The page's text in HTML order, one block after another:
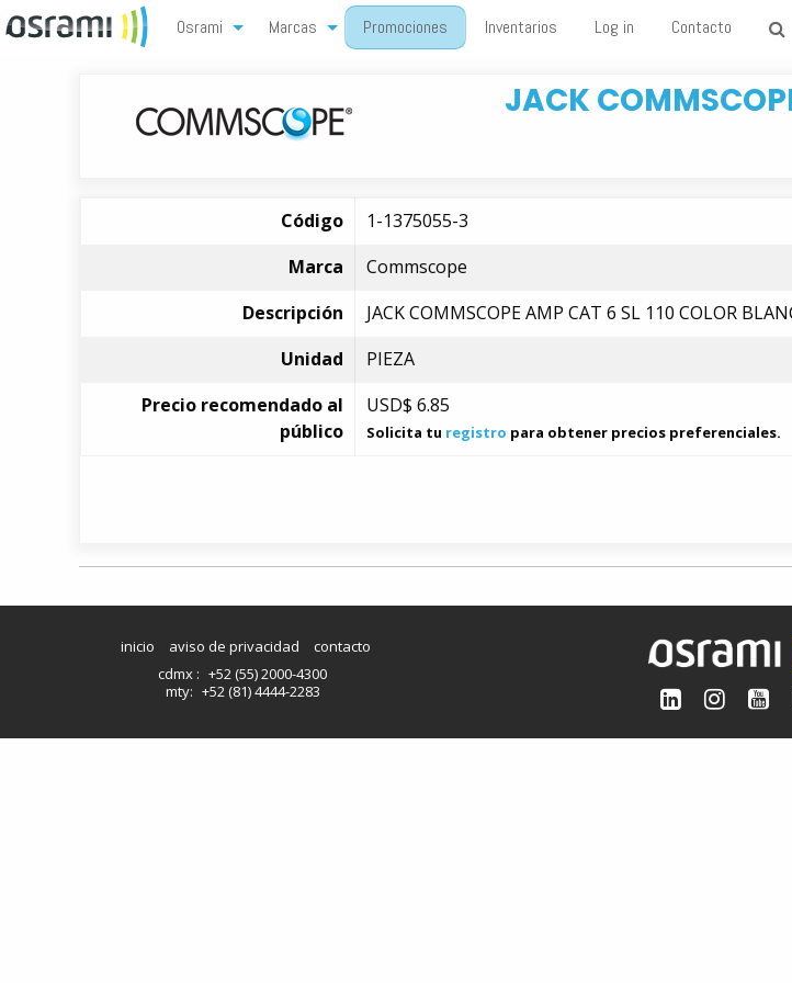
Osrami Marcas Promociones Inventarios Log in Contacto
JACK
Código
1-1375055-3
Marca
Commscope
Descripción
JACK COMMSCOPE AMP CAT 6 SL 110 COLOR
Unidad
PIEZA
Precio recomendado al
público
USD$ 6.85
Solicita tu registro para obtener precios preferenciales.
inicio aviso de privacidad
contacto
cdmx : +52 (55) 2000-4300
mty: +52 (81) 4444-2283